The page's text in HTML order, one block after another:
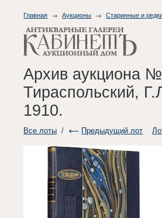
Главная Аукционы Старинные и
Архив аукциона
Тираспольский,
1910.
Все лоты / Предыдущий лот